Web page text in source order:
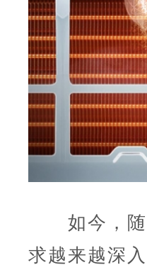
如今，随
求越来越深